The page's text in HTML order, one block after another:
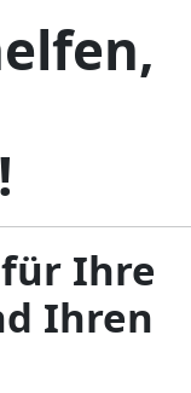
Ihre
Ihren